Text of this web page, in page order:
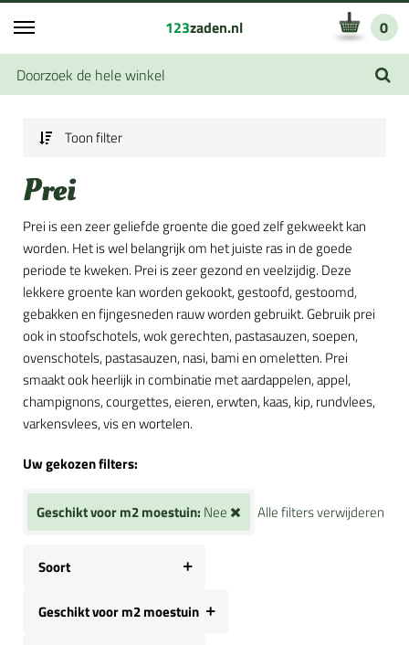
123zaden.nl 0
Toon filter
Prei
Prei is een zeer geliefde groente die goed zelf gekweekt kan
worden. Het is wel belangrijk om het juiste ras in de goede
periode te kweken. Prei is zeer gezond en veelzijdig. Deze
lekkere groente kan worden gekookt, gestoofd, gestoomd,
gebakken en fijngesneden rauw worden gebruikt. Gebruik prei
ook in stoofschotels, wok gerechten, pastasauzen, soepen,
ovenschotels, pastasauzen, nasi, bami en omeletten. Prei
smaakt ook heerlijk in combinatie met aardappelen, appel,
champignons, courgettes, eieren, erwten, kaas, kip, rundvlees,
varkensvlees, vis en wortelen.
Uw gekozen filters:
Geschikt voor m2 moestuin: Nee Alle filters verwijderen
Soort
Geschikt voor m2 moestuin